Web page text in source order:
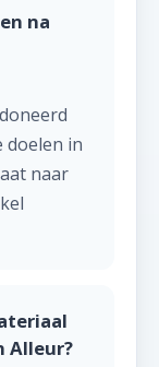
na
doelen in
naar
Alleur?